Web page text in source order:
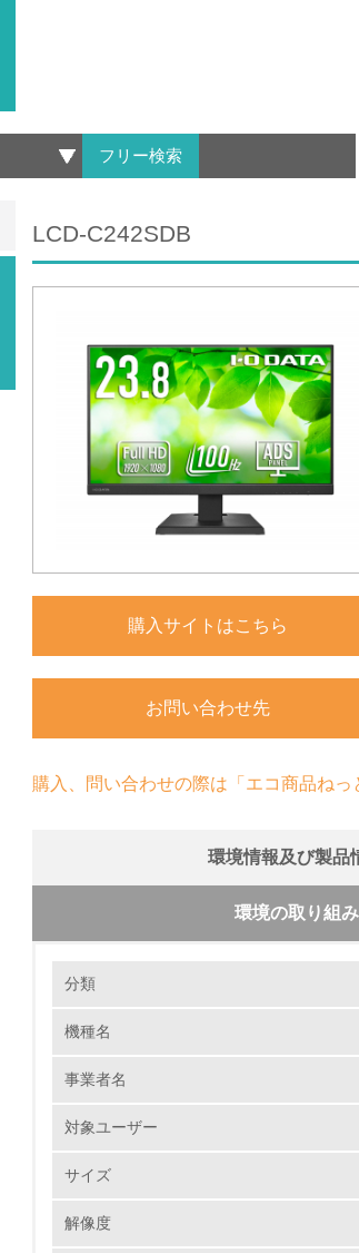
フリー検索
LCD-C242SDB
購入サイトはこちら
お問い合わせ先
購入、問い合わせの際は「エコ商品ね
環境情報及び製品
環境の取り組み
1.環境取り組み体制
No.
分類
機種名
事業者名
対象ユーザー
サイズ
解像度